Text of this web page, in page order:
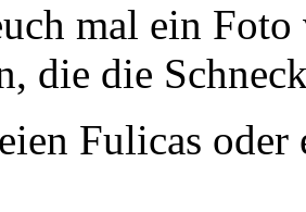
mal ein
die die
Fulicas